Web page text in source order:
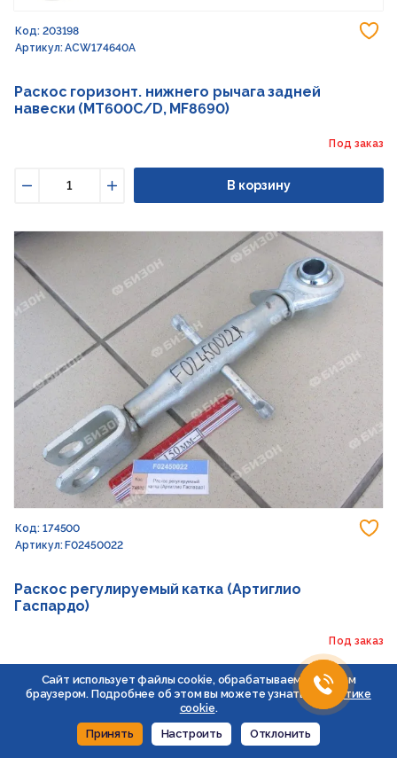
Код: 203198
Артикул: ACW174640A
Раскос горизонт. нижнего рычага задней
навески (MT600C/D, MF8690)
Под заказ
Увеличить
В корзину
Код: 174500
Артикул: F02450022
Раскос регулируемый катка (Артиглио
Гаспардо)
Под заказ
Уменьшить Увеличить
В корзину
Сайт использует файлы cookie, обрабатываемые вашим
браузером. Подробнее об этом вы можете узнать в Политике
cookie.
Принять
Настроить Отклонить